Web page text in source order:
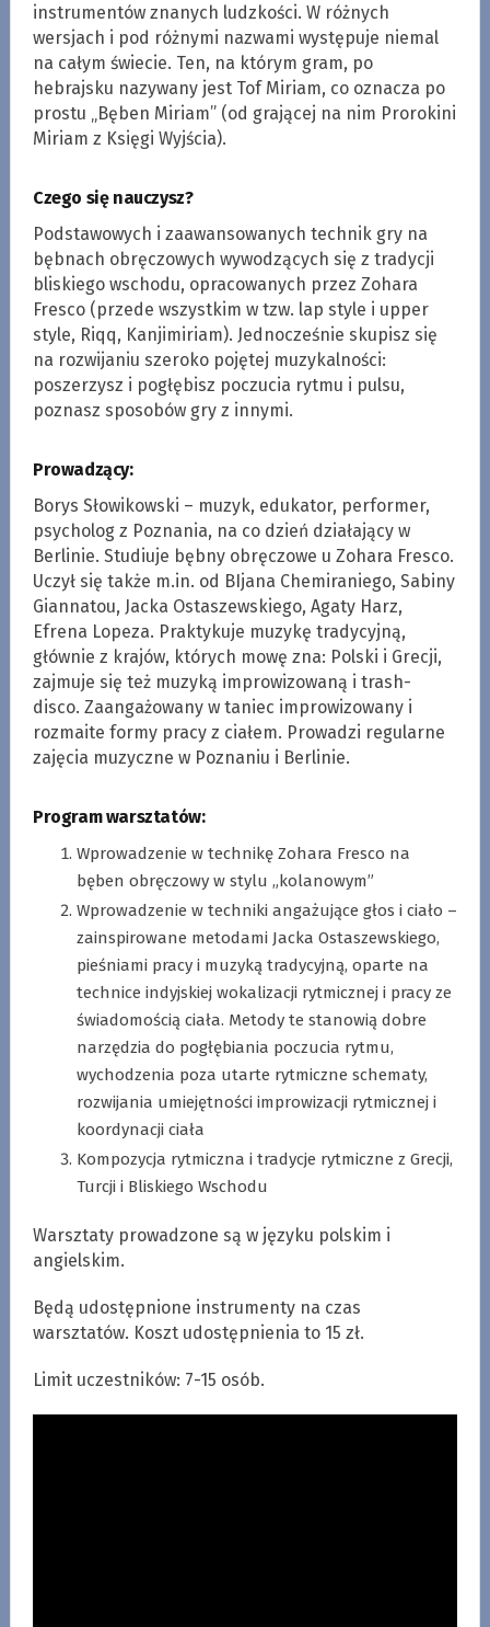
instrumentów znanych ludzkości. W różnych
wersjach i pod różnymi nazwami występuje niemal
na całym świecie. Ten, na którym gram, po
hebrajsku nazywany jest Tof Miriam, co oznacza po
prostu „Bęben Miriam” (od grającej na nim Prorokini
Miriam z Księgi Wyjścia).
Czego się nauczysz?
Podstawowych i zaawansowanych technik gry na
bębnach obręczowych wywodzących się z tradycji
bliskiego wschodu, opracowanych przez Zohara
Fresco (przede wszystkim w tzw. lap style i upper
style, Riqq, Kanjimiriam). Jednocześnie skupisz się
na rozwijaniu szeroko pojętej muzykalności:
poszerzysz i pogłębisz poczucia rytmu i pulsu,
poznasz sposobów gry z innymi.
Prowadzący:
Borys Słowikowski – muzyk, edukator, performer,
psycholog z Poznania, na co dzień działający w
Berlinie. Studiuje bębny obręczowe u Zohara Fresco.
Uczył się także m.in. od BIjana Chemiraniego, Sabiny
Giannatou, Jacka Ostaszewskiego, Agaty Harz,
Efrena Lopeza. Praktykuje muzykę tradycyjną,
głównie z krajów, których mowę zna: Polski i Grecji,
zajmuje się też muzyką improwizowaną i trash-
disco. Zaangażowany w taniec improwizowany i
rozmaite formy pracy z ciałem. Prowadzi regularne
zajęcia muzyczne w Poznaniu i Berlinie.
Program warsztatów:
Wprowadzenie w technikę Zohara Fresco na
bęben obręczowy w stylu „kolanowym”
Wprowadzenie w techniki angażujące głos i ciało –
zainspirowane metodami Jacka Ostaszewskiego,
pieśniami pracy i muzyką tradycyjną, oparte na
technice indyjskiej wokalizacji rytmicznej i pracy ze
świadomością ciała. Metody te stanowią dobre
narzędzia do pogłębiania poczucia rytmu,
wychodzenia poza utarte rytmiczne schematy,
rozwijania umiejętności improwizacji rytmicznej i
koordynacji ciała
Kompozycja rytmiczna i tradycje rytmiczne z Grecji,
Turcji i Bliskiego Wschodu
Warsztaty prowadzone są w języku polskim i
angielskim.
Będą udostępnione instrumenty na czas
warsztatów. Koszt udostępnienia to 15 zł.
Limit uczestników: 7-15 osób.